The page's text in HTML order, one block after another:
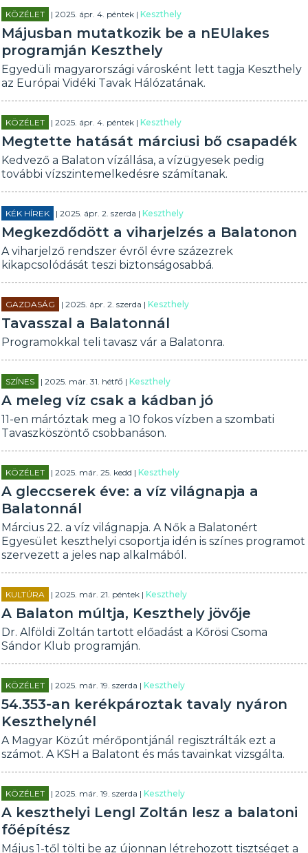
KÖZÉLET | 2025. ápr. 4. péntek |Keszthely
Májusban mutatkozik be a nEUlakes
programján Keszthely
Egyedüli magyarországi városként lett tagja Keszthely
az Európai Vidéki Tavak Hálózatának.
KÖZÉLET | 2025. ápr. 4. péntek |Keszthely
Megtette hatását márciusi bő csapadék
Kedvező a Balaton vízállása, a vízügyesek pedig
további vízszintemelkedésre számítanak.
KÉK HÍREK | 2025. ápr. 2. szerda |Keszthely
Megkezdődött a viharjelzés a Balatonon
A viharjelző rendszer évről évre százezrek
kikapcsolódását teszi biztonságosabbá.
GAZDASÁG | 2025. ápr. 2. szerda |Keszthely
Tavasszal a Balatonnál
Programokkal teli tavasz vár a Balatonra.
SZÍNES | 2025. már. 31. hétfő |Keszthely
A meleg víz csak a kádban jó
11-en mártóztak meg a 10 fokos vízben a szombati
Tavaszköszöntő csobbanáson.
KÖZÉLET | 2025. már. 25. kedd |Keszthely
A gleccserek éve: a víz világnapja a
Balatonnál
Március 22. a víz világnapja. A Nők a Balatonért
Egyesület keszthelyi csoportja idén is színes programot
szervezett a jeles nap alkalmából.
KULTÚRA | 2025. már. 21. péntek |Keszthely
A Balaton múltja, Keszthely jövője
Dr. Alföldi Zoltán tartott előadást a Kőrösi Csoma
Sándor Klub programján.
KÖZÉLET | 2025. már. 19. szerda |Keszthely
54.353-an kerékpároztak tavaly nyáron
Keszthelynél
A Magyar Közút mérőpontjánál regisztrálták ezt a
számot. A KSH a Balatont és más tavainkat vizsgálta.
KÖZÉLET | 2025. már. 19. szerda |Keszthely
A keszthelyi Lengl Zoltán lesz a balatoni
főépítész
Május 1-től tölti be az újonnan létrehozott tisztséget a